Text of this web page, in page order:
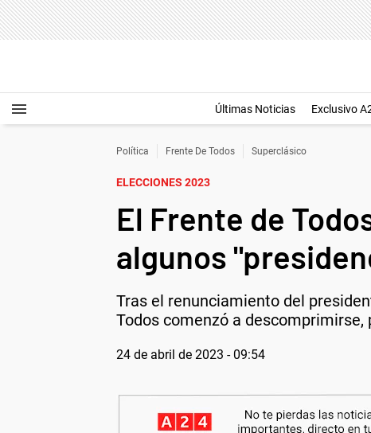
Últimas Noticias Exclusivo
Política Frente De Todos Superclásico
ELECCIONES 2023
El Frente de
algunos
Tras el renunciamiento del
Todos comenzó a
24 de abril de 2023 - 09:54